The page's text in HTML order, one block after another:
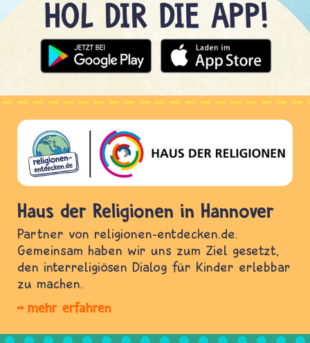
Haus der Religionen in Hannover
Partner von religionen-entdecken.de.
Gemeinsam haben wir uns zum Ziel gesetzt,
den interreligiösen Dialog für Kinder erlebbar
zu machen.
mehr erfahren